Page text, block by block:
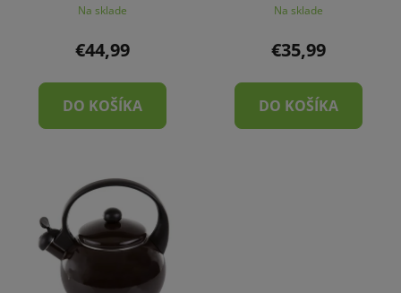
Na sklade
€44,99
DO KOŠÍKA
Na sklade
€35,99
DO KOŠÍKA